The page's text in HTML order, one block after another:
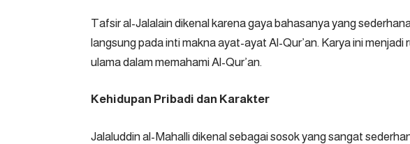
Tafsir al-Jalalain dikenal karena gaya bahasanya yang
langsung pada inti makna ayat-ayat Al-Qur’an. Karya ini menjadi
ulama dalam memahami Al-Qur’an.
Kehidupan Pribadi dan Karakter
Jalaluddin al-Mahalli dikenal sebagai sosok yang sangat